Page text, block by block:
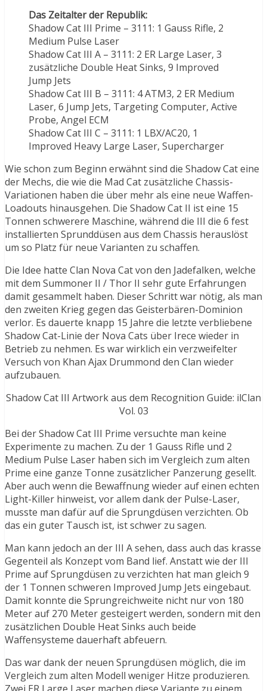
Das Zeitalter der Republik:
Shadow Cat III Prime – 3111: 1 Gauss Rifle, 2
Medium Pulse Laser
Shadow Cat III A – 3111: 2 ER Large Laser, 3
zusätzliche Double Heat Sinks, 9 Improved
Jump Jets
Shadow Cat III B – 3111: 4 ATM3, 2 ER Medium
Laser, 6 Jump Jets, Targeting Computer, Active
Probe, Angel ECM
Shadow Cat III C – 3111: 1 LBX/AC20, 1
Improved Heavy Large Laser, Supercharger
Wie schon zum Beginn erwähnt sind die Shadow Cat eine
der Mechs, die wie die Mad Cat zusätzliche Chassis-
Variationen haben die über mehr als eine neue Waffen-
Loadouts hinausgehen. Die Shadow Cat II ist eine 15
Tonnen schwerere Maschine, während die III die 6 fest
installierten Sprunddüsen aus dem Chassis herauslöst
um so Platz für neue Varianten zu schaffen.
Die Idee hatte Clan Nova Cat von den Jadefalken, welche
mit dem Summoner II / Thor II sehr gute Erfahrungen
damit gesammelt haben. Dieser Schritt war nötig, als man
den zweiten Krieg gegen das Geisterbären-Dominion
verlor. Es dauerte knapp 15 Jahre die letzte verbliebene
Shadow Cat-Linie der Nova Cats über Irece wieder in
Betrieb zu nehmen. Es war wirklich ein verzweifelter
Versuch von Khan Ajax Drummond den Clan wieder
aufzubauen.
Shadow Cat III Artwork aus dem Recognition Guide: ilClan
Vol. 03
Bei der Shadow Cat III Prime versuchte man keine
Experimente zu machen. Zu der 1 Gauss Rifle und 2
Medium Pulse Laser haben sich im Vergleich zum alten
Prime eine ganze Tonne zusätzlicher Panzerung gesellt.
Aber auch wenn die Bewaffnung wieder auf einen echten
Light-Killer hinweist, vor allem dank der Pulse-Laser,
musste man dafür auf die Sprungdüsen verzichten. Ob
das ein guter Tausch ist, ist schwer zu sagen.
Man kann jedoch an der III A sehen, dass auch das krasse
Gegenteil als Konzept vom Band lief. Anstatt wie der III
Prime auf Sprungdüsen zu verzichten hat man gleich 9
der 1 Tonnen schweren Improved Jump Jets eingebaut.
Damit konnte die Sprungreichweite nicht nur von 180
Meter auf 270 Meter gesteigert werden, sondern mit den
zusätzlichen Double Heat Sinks auch beide
Waffensysteme dauerhaft abfeuern.
Das war dank der neuen Sprungdüsen möglich, die im
Vergleich zum alten Modell weniger Hitze produzieren.